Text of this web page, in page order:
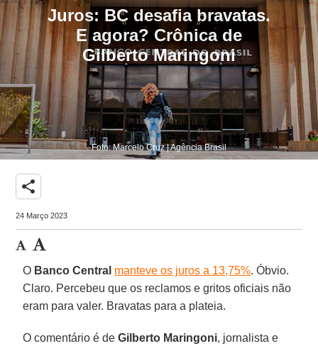
Juros: BC desafia bravatas.
E agora? Crônica de
Gilberto Maringoni
Foto: Marcelo Cruz | Agência Brasil
share
24 Março 2023
O Banco Central manteve os juros a 13,75%. Óbvio.
Claro. Percebeu que os reclamos e gritos oficiais não
eram para valer. Bravatas para a plateia.
O comentário é deGilberto Maringoni, jornalista e